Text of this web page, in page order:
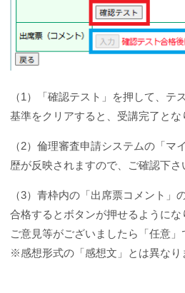
（1）「確認テスト」を押して、テ
基準をクリアすると、受講完了とな
（2）倫理審査申請システムの「マ
歴が反映されますので、ご確認下さ
（3）青枠内の「出席票コメント」
合格するとボタンが押せるように
ご意見等がございましたら「任意」
※感想形式の「感想文」とは異なり